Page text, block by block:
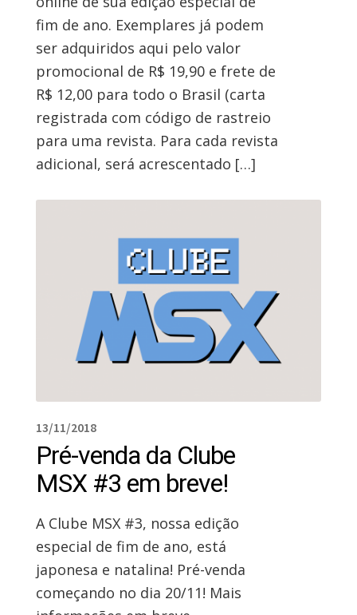
fim de ano. Exemplares já podem
ser adquiridos aqui pelo valor
promocional de R$ 19,90 e frete de
R$ 12,00 para todo o Brasil (carta
registrada com código de rastreio
para uma revista. Para cada revista
adicional, será acrescentado […]
13/11/2018
Pré-venda da Clube
MSX #3 em breve!
A Clube MSX #3, nossa edição
especial de fim de ano, está
japonesa e natalina! Pré-venda
começando no dia 20/11! Mais